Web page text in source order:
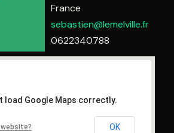
France
sebastien@lemelville.fr
0622340788
load Google Maps correctly.
OK